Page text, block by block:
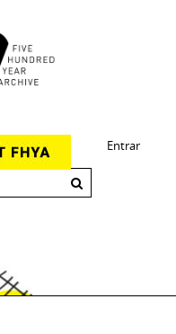
Entrar